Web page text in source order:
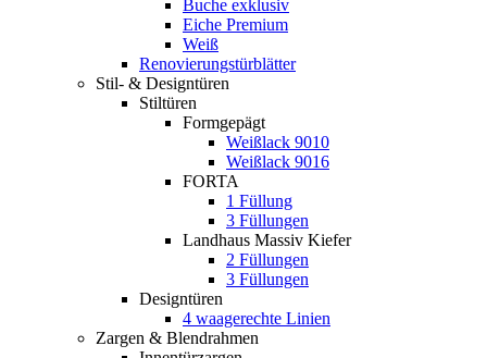
Buche exklusiv
Eiche Premium
Weiß
Renovierungstürblätter
Stil- & Designtüren
Stiltüren
Formgepägt
Weißlack 9010
Weißlack 9016
FORTA
1 Füllung
3 Füllungen
Landhaus Massiv Kiefer
2 Füllungen
3 Füllungen
Designtüren
4 waagerechte Linien
Zargen & Blendrahmen